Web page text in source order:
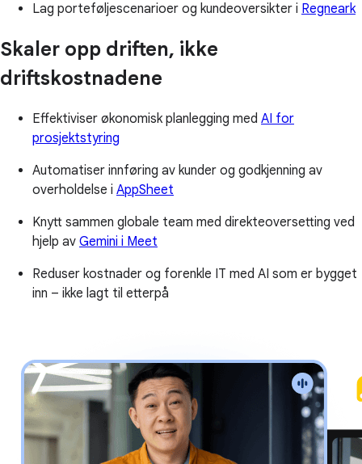
Lag porteføljescenarioer og kundeoversikter i Regneark
Skaler opp driften, ikke
driftskostnadene
Effektiviser økonomisk planlegging med AI for
prosjektstyring
Automatiser innføring av kunder og godkjenning av
overholdelse i AppSheet
Knytt sammen globale team med direkteoversetting ved
hjelp av Gemini i Meet
Reduser kostnader og forenkle IT med AI som er bygget
inn – ikke lagt til etterpå